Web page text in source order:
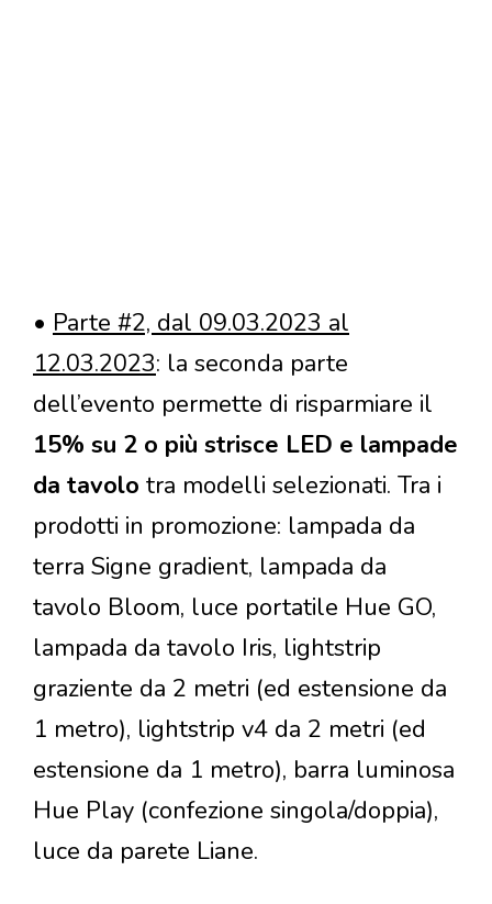
• Parte #2, dal 09.03.2023 al
12.03.2023: la seconda parte
dell’evento permette di risparmiare il
15% su 2 o più strisce LED e lampade
da tavolo tra modelli selezionati. Tra i
prodotti in promozione: lampada da
terra Signe gradient, lampada da
tavolo Bloom, luce portatile Hue GO,
lampada da tavolo Iris, lightstrip
graziente da 2 metri (ed estensione da
1 metro), lightstrip v4 da 2 metri (ed
estensione da 1 metro), barra luminosa
Hue Play (confezione singola/doppia),
luce da parete Liane.